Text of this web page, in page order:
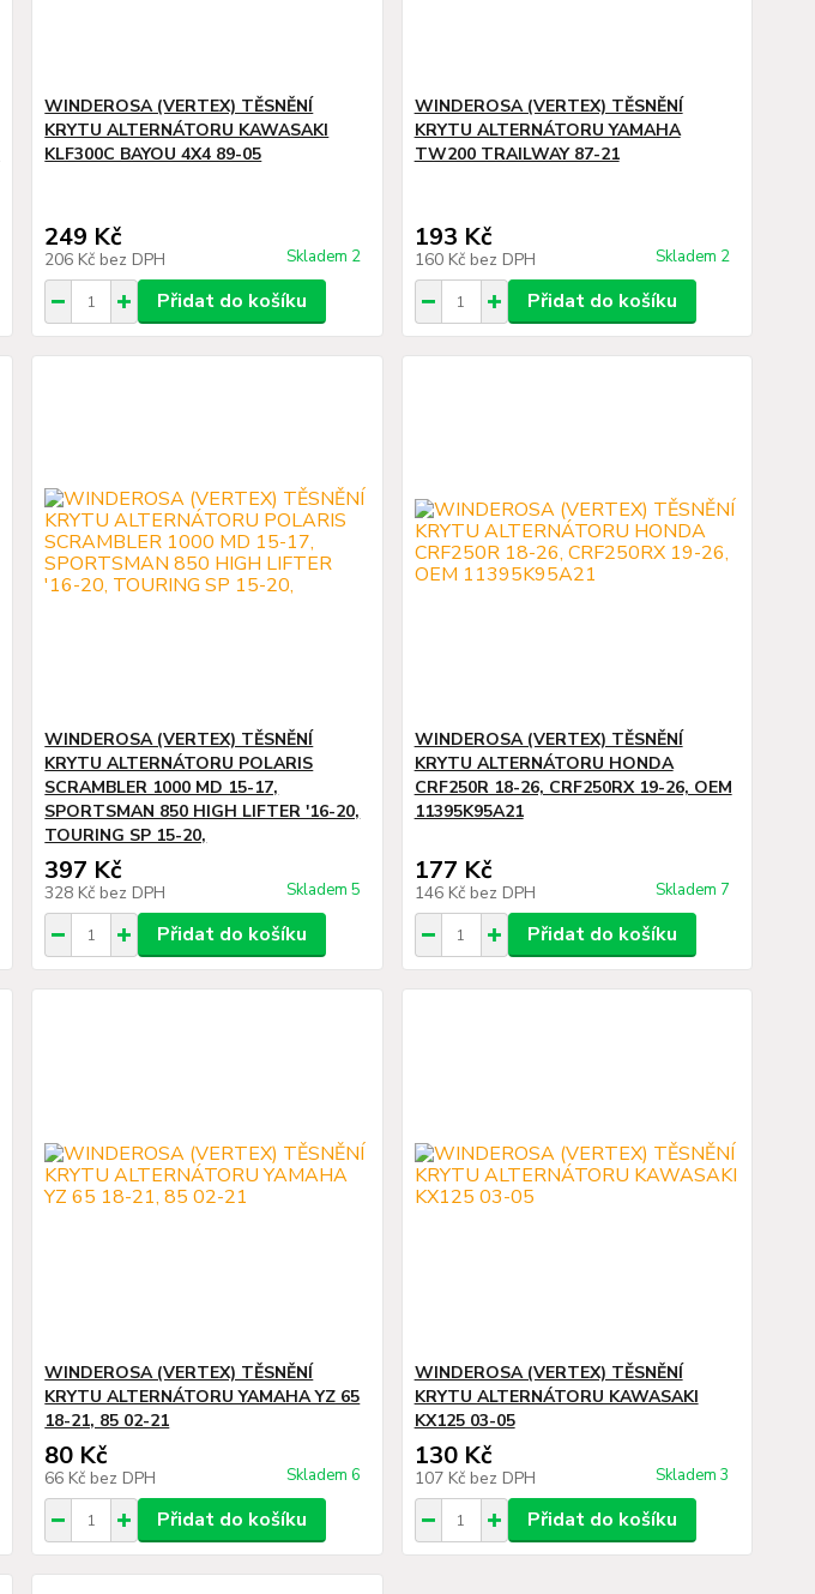
WINDEROSA (VERTEX) TĚSNĚNÍ
KRYTU ALTERNÁTORU KAWASAKI
KLF300C BAYOU 4X4 89-05
249 Kč
206 Kč bez DPH Skladem 2
Přidat do košíku
WINDEROSA (VERTEX) TĚSNĚNÍ
KRYTU ALTERNÁTORU YAMAHA
TW200 TRAILWAY 87-21
193 Kč
160 Kč bez DPH Skladem 2
Přidat do košíku
WINDEROSA (VERTEX) TĚSNĚNÍ
KRYTU ALTERNÁTORU POLARIS
SCRAMBLER 1000 MD 15-17,
SPORTSMAN 850 HIGH LIFTER '16-20,
TOURING SP 15-20,
397 Kč
328 Kč bez DPH Skladem 5
Přidat do košíku
WINDEROSA (VERTEX) TĚSNĚNÍ
KRYTU ALTERNÁTORU HONDA
CRF250R 18-26, CRF250RX 19-26, OEM
11395K95A21
177 Kč
146 Kč bez DPH Skladem 7
Přidat do košíku
WINDEROSA (VERTEX) TĚSNĚNÍ
KRYTU ALTERNÁTORU YAMAHA YZ 65
18-21, 85 02-21
80 Kč
66 Kč bez DPH Skladem 6
Přidat do košíku
WINDEROSA (VERTEX) TĚSNĚNÍ
KRYTU ALTERNÁTORU KAWASAKI
KX125 03-05
130 Kč
107 Kč bez DPH Skladem 3
Přidat do košíku